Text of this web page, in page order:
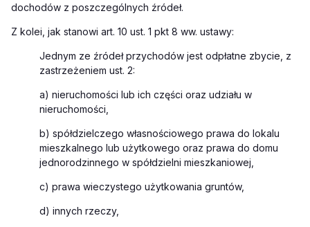
dochodów z poszczególnych źródeł.
Z kolei, jak stanowi art. 10 ust. 1 pkt 8 ww. ustawy:
Jednym ze źródeł przychodów jest odpłatne zbycie, z
zastrzeżeniem ust. 2:
a) nieruchomości lub ich części oraz udziału w
nieruchomości,
b) spółdzielczego własnościowego prawa do lokalu
mieszkalnego lub użytkowego oraz prawa do domu
jednorodzinnego w spółdzielni mieszkaniowej,
c) prawa wieczystego użytkowania gruntów,
d) innych rzeczy,